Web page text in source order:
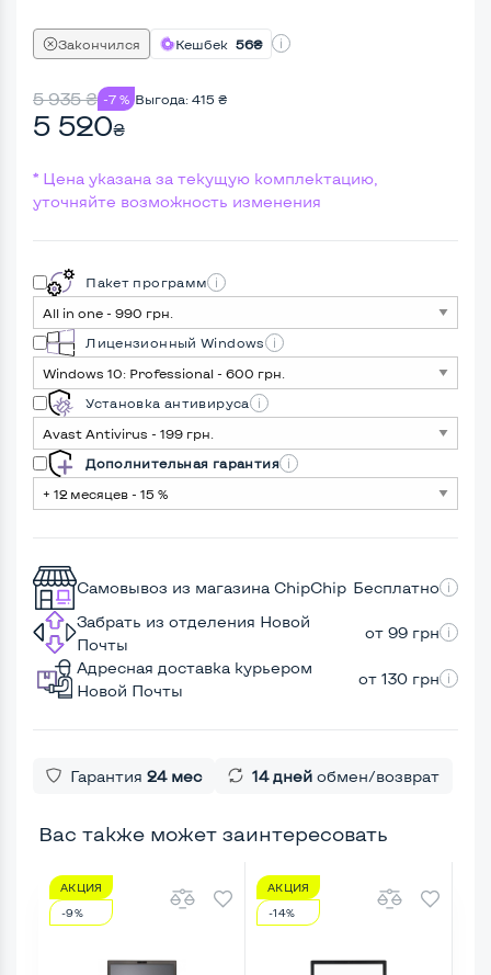
Закончился Кешбек 56₴
5 935₴ -7 % Выгода: 415 ₴
5 520₴
* Цена указана за текущую комплектацию,
уточняйте возможность изменения
Пакет программ
Лицензионный Windows
Установка антивируса
Дополнительная гарантия
Самовывоз из магазина ChipChip Бесплатно
Забрать из отделения Новой
Почты
от 99 грн
Адресная доставка курьером
Новой Почты
от 130 грн
Гарантия 24 мес 14 дней обмен/возврат
Вас также может заинтересовать
АКЦИЯ
-9%
АКЦИЯ
-14%